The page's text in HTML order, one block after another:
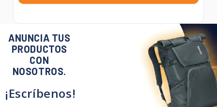
ANUNCIA TUS
PRODUCTOS
CON
NOSOTROS.
¡Escríbenos!